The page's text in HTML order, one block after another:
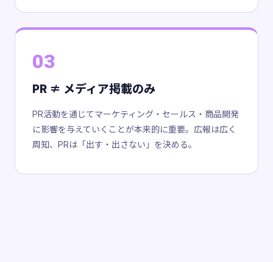
03
PR ≠ メディア掲載のみ
PR活動を通じてマーケティング・セールス・商品開発
に影響を与えていくことが本来的に重要。広報は広く
周知、PRは「出す・出さない」を決める。